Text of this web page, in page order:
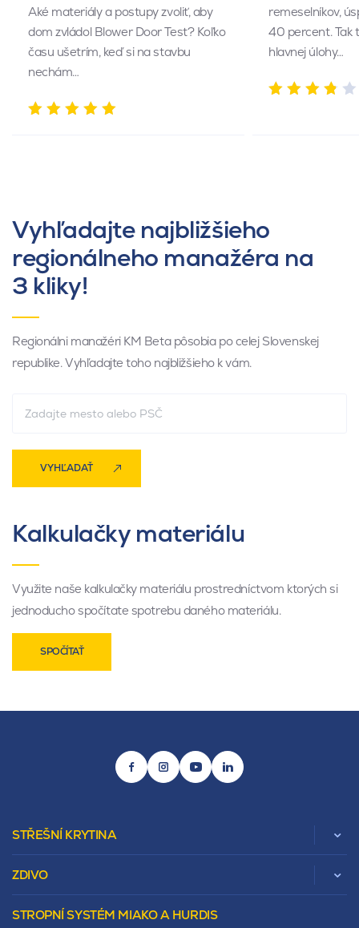
Aké materiály a postupy zvoliť, aby
dom zvládol Blower Door Test? Koľko
času ušetrím, keď si na stavbu
nechám…
remeselníkov,
40 percent. Tak
hlavnej úlohy…
Vyhľadajte najbližšieho
regionálneho manažéra na
3 kliky!
Regionálni manažéri KM Beta pôsobia po celej Slovenskej
republike. Vyhľadajte toho najbližšieho k vám.
VYHĽADAŤ
Kalkulačky materiálu
Využite naše kalkulačky materiálu prostredníctvom ktorých si
jednoducho spočítate spotrebu daného materiálu.
SPOČÍTAŤ
STŘEŠNÍ KRYTINA
Beta
ZDIVO
STROPNÍ SYSTÉM MIAKO A HURDIS